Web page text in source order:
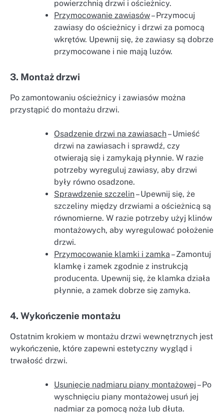
powierzchnią drzwi i ościeżnicy.
Przymocowanie zawiasów– Przymocuj
zawiasy do ościeżnicy i drzwi za pomocą
wkrętów. Upewnij się, że zawiasy są dobrze
przymocowane i nie mają luzów.
3. Montaż drzwi
Po zamontowaniu ościeżnicy i zawiasów można
przystąpić do montażu drzwi.
Osadzenie drzwi na zawiasach– Umieść
drzwi na zawiasach i sprawdź, czy
otwierają się i zamykają płynnie. W razie
potrzeby wyreguluj zawiasy, aby drzwi
były równo osadzone.
Sprawdzenie szczelin– Upewnij się, że
szczeliny między drzwiami a ościeżnicą są
równomierne. W razie potrzeby użyj klinów
montażowych, aby wyregulować położenie
drzwi.
Przymocowanie klamki i zamka – Zamontuj
klamkę i zamek zgodnie z instrukcją
producenta. Upewnij się, że klamka działa
płynnie, a zamek dobrze się zamyka.
4. Wykończenie montażu
Ostatnim krokiem w montażu drzwi wewnętrznych jest
wykończenie, które zapewni estetyczny wygląd i
trwałość drzwi.
Usunięcie nadmiaru piany montażowej – Po
wyschnięciu piany montażowej usuń jej
nadmiar za pomocą noża lub dłuta.